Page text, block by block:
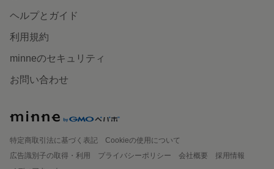
ヘルプとガイド
利用規約
minneのセキュリティ
お問い合わせ
特定商取引法に基づく表記
Cookieの使用について
広告識別子の取得・利用
プライバシーポリシー 会社概要
採用情報